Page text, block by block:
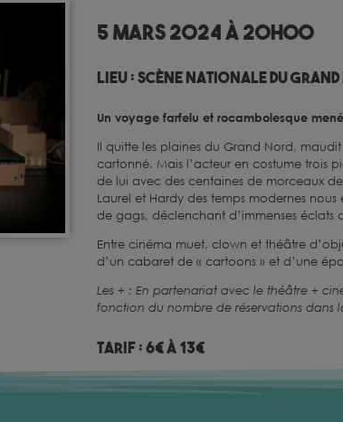
5 mars 2024 à 20h00
Lieu :Scène nationale du
Un voyage farfelu et rocambolesque
Il quitte les plaines du Grand Nord,
cartonné. Mais l’acteur en costume trois
de lui avec des centaines de morceaux
Laurel et Hardy des temps modernes
de gags, déclenchant d’immenses éclats
Entre cinéma muet, clown et théâtre
d’un cabaret de « cartoons » et d’une
Les + : En partenariat avec le théâtre +
fonction du nombre de réservations dans
Tarif : 6€ à 13€